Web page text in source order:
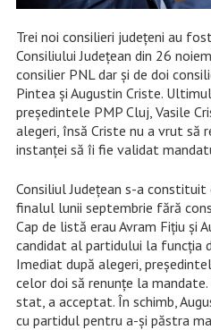
Trei noi consilieri județeni au
Consiliului Județean din 26
consilier PNL dar și de doi
Pintea și Augustin Criste.
președintele PMP Cluj, Vasile
alegeri, însă Criste nu a vrut să
instanței să îi fie validat
Consiliul Județean s-a
finalul lunii septembrie fără
Cap de listă erau Avram Fițiu și
candidat al partidului la funcția
Imediat după alegeri,
celor doi să renunțe la
stat, a acceptat. În schimb,
cu partidul pentru a-și păstra